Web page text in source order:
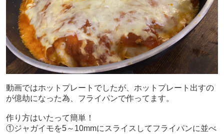
動画ではホットプレートでしたが、ホットプレート出すの
が億劫になった為、フライパンで作ってます。
作り方はいたって簡単！
①ジャガイモを5～10mmにスライスしてフライパンに並べ